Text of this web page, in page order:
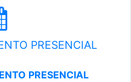
PRESENCIAL
PRESENCIAL